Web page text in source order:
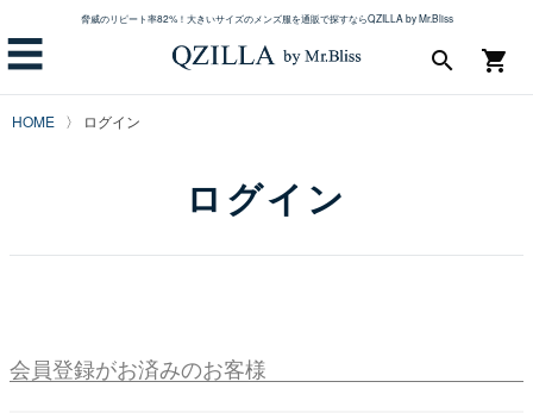
脅威のリピート率82%！大きいサイズのメンズ服を通販で探すならQZILLA by Mr.Bliss
☰ shopping_cart
search
HOME ログイン
ログイン
会員登録がお済みのお客様